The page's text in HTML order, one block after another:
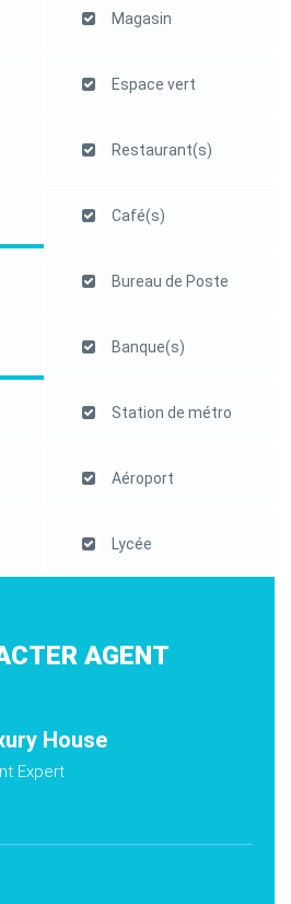
Magasin
Espace vert
Restaurant(s)
Café(s)
Bureau de Poste
Banque(s)
Station de métro
Aéroport
Lycée
AGENT
House
Expert